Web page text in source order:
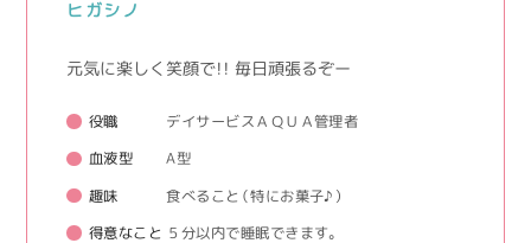
ヒガシノ
元気に楽しく笑顔で！！ 毎日頑張るぞー
役職 デイサービスＡＱＵＡ管理者
血液型 A型
趣味 食べること（特にお菓子♪）
得意なこと ５分以内で睡眠できます。